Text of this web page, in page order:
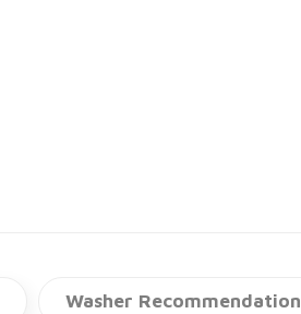
Washer Recommendation